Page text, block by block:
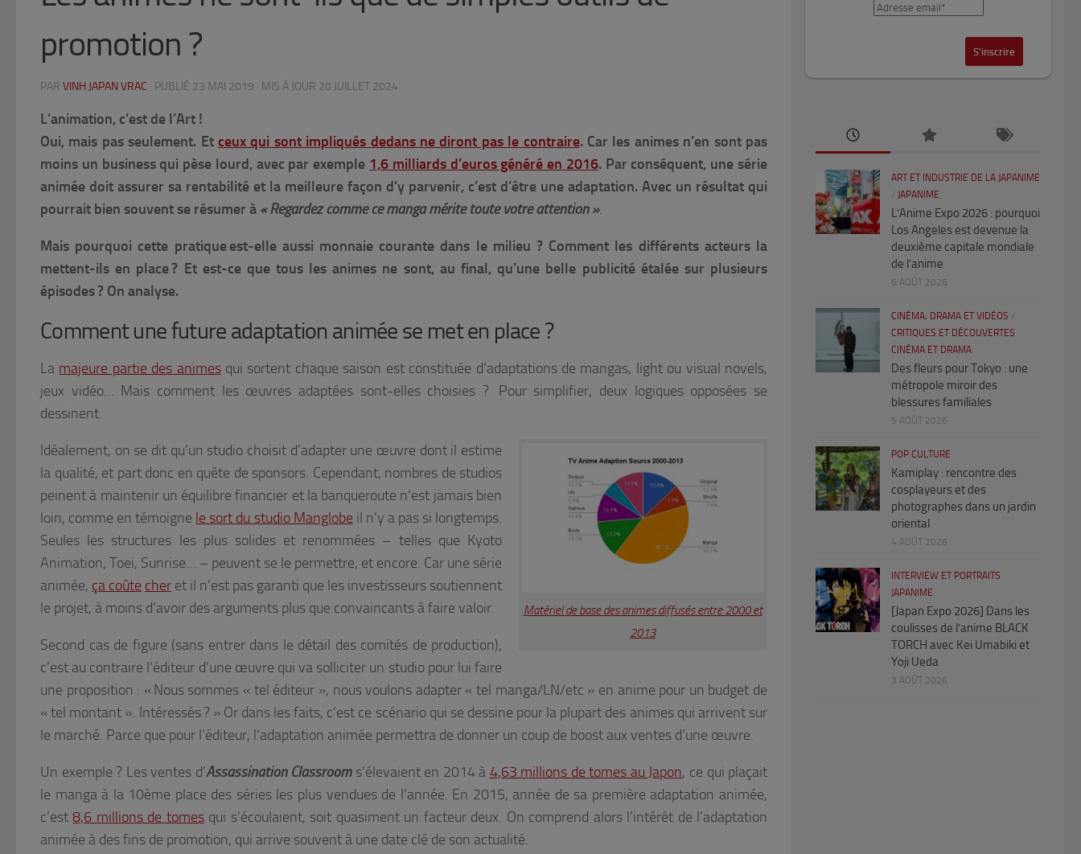
promotion ?
PAR VINH JAPAN VRAC · PUBLIÉ 23 MAI 2019 · MIS À JOUR 20 JUILLET 2024
L’animation, c’est de l’Art !
Oui, mais pas seulement. Et ceux qui sont impliqués dedans ne diront pas le contraire. Car les animes n’en sont pas
moins un business qui pèse lourd, avec par exemple 1,6 milliards d’euros généré en 2016. Par conséquent, une série
animée doit assurer sa rentabilité et la meilleure façon d’y parvenir, c’est d’être une adaptation. Avec un résultat qui
pourrait bien souvent se résumer à « Regardez comme ce manga mérite toute votre attention ».
Mais pourquoi cette pratique est-elle aussi monnaie courante dans le milieu ? Comment les différents acteurs la
mettent-ils en place ? Et est-ce que tous les animes ne sont, au final, qu’une belle publicité étalée sur plusieurs
épisodes ? On analyse.
Comment une future adaptation animée se met en place ?
La majeure partie des animesqui sortent chaque saison est constituée d’adaptations de mangas, light ou visual novels,
jeux vidéo… Mais comment les œuvres adaptées sont-elles choisies ? Pour simplifier, deux logiques opposées se
dessinent.
Matériel de base des animes diffusés entre 2000 et
2013
Idéalement, on se dit qu’un studio choisit d’adapter une œuvre dont il estime
la qualité, et part donc en quête de sponsors. Cependant, nombres de studios
peinent à maintenir un équilibre financier et la banqueroute n’est jamais bien
loin, comme en témoigne le sort du studio Manglobe il n’y a pas si longtemps.
Seules les structures les plus solides et renommées – telles que Kyoto
Animation, Toei, Sunrise… – peuvent se le permettre, et encore. Car une série
animée, ça coûte cher et il n’est pas garanti que les investisseurs soutiennent
le projet, à moins d’avoir des arguments plus que convaincants à faire valoir.
Second cas de figure (sans entrer dans le détail des comités de production),
c’est au contraire l’éditeur d’une œuvre qui va solliciter un studio pour lui faire
une proposition : « Nous sommes « tel éditeur », nous voulons adapter « tel manga/LN/etc » en anime pour un budget de
« tel montant ». Intéressés ? » Or dans les faits, c’est ce scénario qui se dessine pour la plupart des animes qui arrivent sur
le marché. Parce que pour l’éditeur, l’adaptation animée permettra de donner un coup de boost aux ventes d’une œuvre.
Un exemple ? Les ventes d’Assassination Classrooms’élevaient en 2014 à 4,63 millions de tomes au Japon, ce qui plaçait
le manga à la 10ème place des séries les plus vendues de l’année. En 2015, année de sa première adaptation animée,
c’est8,6 millions de tomesqui s’écoulaient, soit quasiment un facteur deux. On comprend alors l’intérêt de l’adaptation
animée à des fins de promotion, qui arrive souvent à une date clé de son actualité.
ART ET INDUSTRIE DE LA JAPANIME
/ JAPANIME
L’Anime Expo 2026 : pourquoi
Los Angeles est devenue la
deuxième capitale mondiale
de l’anime
6 AOÛT 2026
CINÉMA, DRAMA ET VIDÉOS /
CRITIQUES ET DÉCOUVERTES
CINÉMA ET DRAMA
Des fleurs pour Tokyo : une
métropole miroir des
blessures familiales
5 AOÛT 2026
POP CULTURE
Kamiplay : rencontre des
cosplayeurs et des
photographes dans un jardin
oriental
4 AOÛT 2026
INTERVIEW ET PORTRAITS
JAPANIME
[Japan Expo 2026] Dans les
coulisses de l’anime BLACK
TORCH avec Kei Umabiki et
Yoji Ueda
3 AOÛT 2026